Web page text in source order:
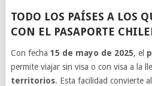
TODO LOS PAÍSES A LOS
CON EL PASAPORTE
Con fecha 15 de mayo de 2025, el
permite viajar sin visa o con visa a la
territorios. Esta facilidad convierte